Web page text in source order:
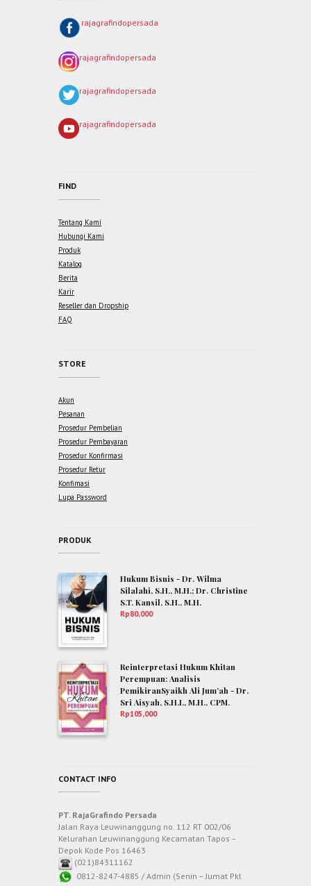
rajagrafindopersada
rajagrafindopersada
rajagrafindopersada
rajagrafindopersada
FIND
Tentang Kami
Hubungi Kami
Produk
Katalog
Berita
Karir
Reseller dan Dropship
FAQ
STORE
Akun
Pesanan
Prosedur Pembelian
Prosedur Pembayaran
Prosedur Konfirmasi
Prosedur Retur
Konfimasi
Lupa Password
PRODUK
Hukum Bisnis - Dr. Wilma
Silalahi, S.H., M.H.; Dr. Christine
S.T. Kansil, S.H., M.H.
Rp80,000
Reinterpretasi Hukum Khitan
Perempuan: Analisis
PemikiranSyaikh Ali Jum’ah - Dr.
Sri Aisyah, S.H.I., M.H., CPM.
Rp105,000
CONTACT INFO
PT. RajaGrafindo Persada
Jalan Raya Leuwinanggung no. 112 RT 002/06
Kelurahan Leuwinanggung Kecamatan Tapos –
Depok Kode Pos 16463
(021)84311162
0812-8247-4885 / Admin (Senin – Jumat Pkl